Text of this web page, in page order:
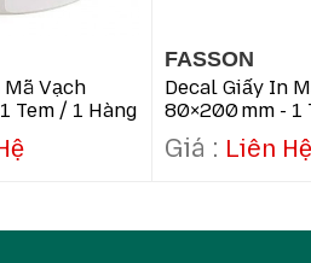
Tư Thay Thế Có Thể Mua Kèm
mã vạch Wax, Wax-Resin, Resin
vạch Zebra (ZT410, ZT411,
vạch kích thước khác:
Mã Vạch
Tem / 1 Hàng
FASSON
Decal Giấy In
80×200 Mm - 1
Hàng
Liên Hệ